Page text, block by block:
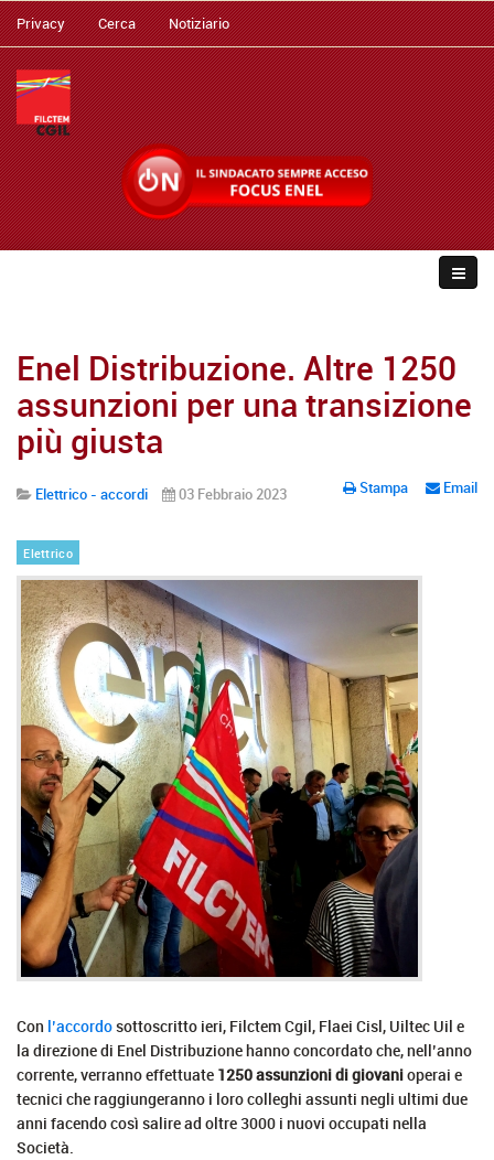
Privacy Cerca Notiziario
Enel Distribuzione. Altre 1250
assunzioni per una transizione
più giusta
Stampa Email
Elettrico - accordi 03 Febbraio 2023
Elettrico
Con l’accordosottoscritto ieri, Filctem Cgil, Flaei Cisl, Uiltec Uil e
la direzione di Enel Distribuzione hanno concordato che, nell’anno
corrente, verranno effettuate 1250 assunzioni di giovanioperai e
tecnici che raggiungeranno i loro colleghi assunti negli ultimi due
anni facendo così salire ad oltre 3000 i nuovi occupati nella
Società.